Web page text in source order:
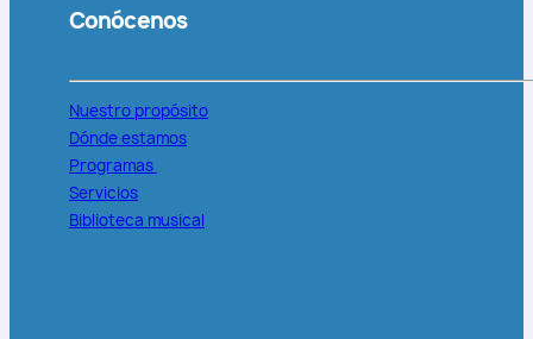
Conócenos
Nuestro propósito
Dónde estamos
Programas
Servicios
Biblioteca musical